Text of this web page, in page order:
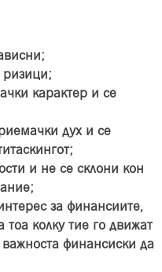
;
ризици;
карактер и се
дух и се
;
и не се склони кон
;
за финансиите,
тоа колку тие го движат
финансиски да